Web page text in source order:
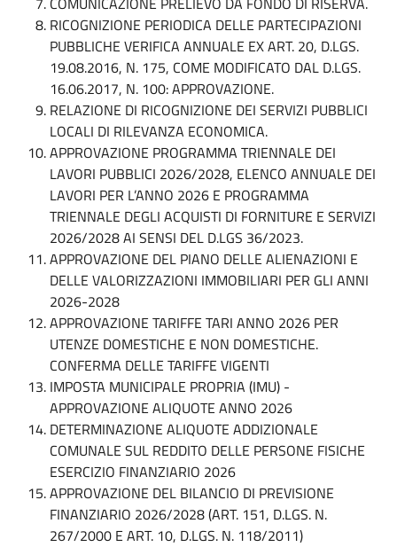
RICOGNIZIONE PERIODICA DELLE PARTECIPAZIONI
PUBBLICHE VERIFICA ANNUALE EX ART. 20, D.LGS.
19.08.2016, N. 175, COME MODIFICATO DAL D.LGS.
16.06.2017, N. 100: APPROVAZIONE.
RELAZIONE DI RICOGNIZIONE DEI SERVIZI PUBBLICI
LOCALI DI RILEVANZA ECONOMICA.
APPROVAZIONE PROGRAMMA TRIENNALE DEI
LAVORI PUBBLICI 2026/2028, ELENCO ANNUALE DEI
LAVORI PER L’ANNO 2026 E PROGRAMMA
TRIENNALE DEGLI ACQUISTI DI FORNITURE E SERVIZI
2026/2028 AI SENSI DEL D.LGS 36/2023.
APPROVAZIONE DEL PIANO DELLE ALIENAZIONI E
DELLE VALORIZZAZIONI IMMOBILIARI PER GLI ANNI
2026-2028
APPROVAZIONE TARIFFE TARI ANNO 2026 PER
UTENZE DOMESTICHE E NON DOMESTICHE.
CONFERMA DELLE TARIFFE VIGENTI
IMPOSTA MUNICIPALE PROPRIA (IMU) -
APPROVAZIONE ALIQUOTE ANNO 2026
DETERMINAZIONE ALIQUOTE ADDIZIONALE
COMUNALE SUL REDDITO DELLE PERSONE FISICHE
ESERCIZIO FINANZIARIO 2026
APPROVAZIONE DEL BILANCIO DI PREVISIONE
FINANZIARIO 2026/2028 (ART. 151, D.LGS. N.
267/2000 E ART. 10, D.LGS. N. 118/2011)